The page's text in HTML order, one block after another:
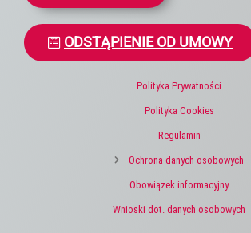
ODSTĄPIENIE OD UMOWY
Polityka Prywatności
Polityka Cookies
Regulamin
Ochrona danych osobowych
Obowiązek informacyjny
Wnioski dot. danych osobowych